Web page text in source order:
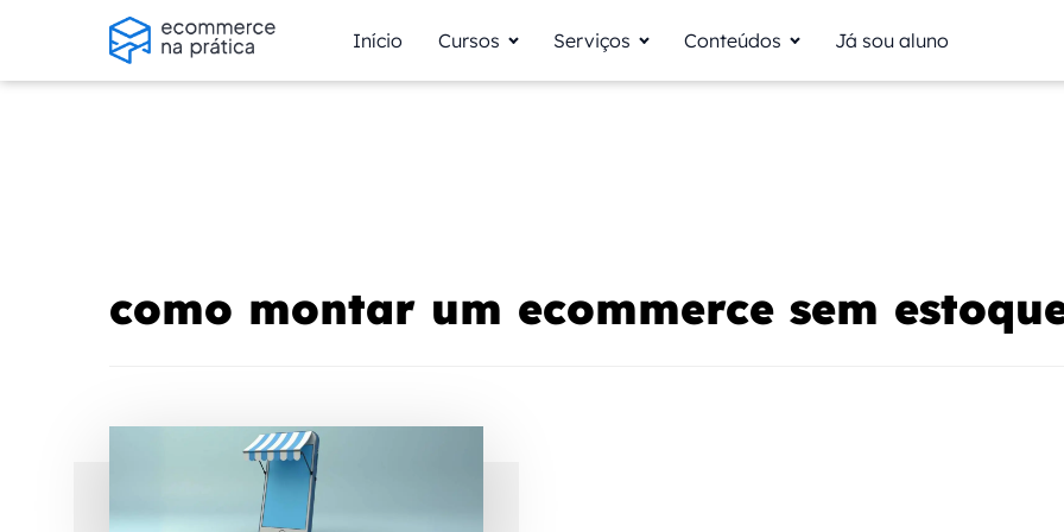
Início Cursos Serviços Conteúdos Já sou aluno
como montar um ecommerce sem